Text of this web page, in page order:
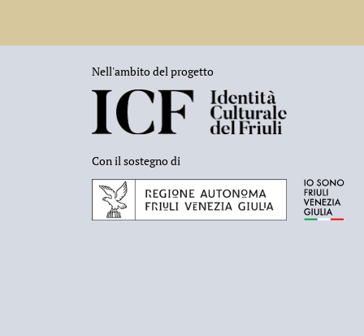
Nell'ambito del progetto
Con il sostegno di